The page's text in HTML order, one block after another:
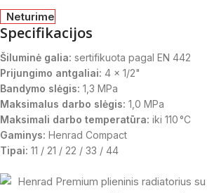
Neturime
Specifikacijos
Šiluminė galia: sertifikuota pagal EN 442
Prijungimo antgaliai: 4 x 1/2"
Bandymo slėgis: 1,3 MPa
Maksimalus darbo slėgis: 1,0 MPa
Maksimali darbo temperatūra: iki 110 °C
Gaminys: Henrad Compact
Tipai: 11 / 21 / 22 / 33 / 44